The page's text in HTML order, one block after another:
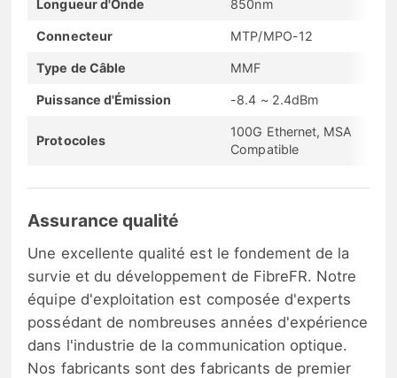
Longueur d'Onde 850nm
Connecteur MTP/MPO-12
Type de Câble MMF
Puissance d'Émission -8.4 ~ 2.4dBm
Protocoles
100G Ethernet, MSA
Compatible
Assurance qualité
Une excellente qualité est le fondement de la
survie et du développement de FibreFR. Notre
équipe d'exploitation est composée d'experts
possédant de nombreuses années d'expérience
dans l'industrie de la communication optique.
Nos fabricants sont des fabricants de premier